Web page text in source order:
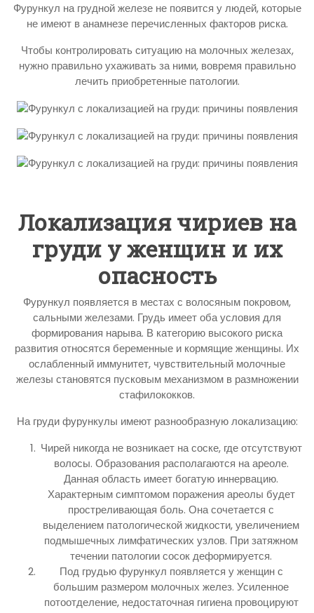
Фурункул на грудной железе не появится у людей, которые
не имеют в анамнезе перечисленных факторов риска.
Чтобы контролировать ситуацию на молочных железах,
нужно правильно ухаживать за ними, вовремя правильно
лечить приобретенные патологии.
Локализация чириев на
груди у женщин и их
опасность
Фурункул появляется в местах с волосяным покровом,
сальными железами. Грудь имеет оба условия для
формирования нарыва. В категорию высокого риска
развития относятся беременные и кормящие женщины. Их
ослабленный иммунитет, чувствительный молочные
железы становятся пусковым механизмом в размножении
стафилококков.
На груди фурункулы имеют разнообразную локализацию:
Чирей никогда не возникает на соске, где отсутствуют
волосы. Образования располагаются на ареоле.
Данная область имеет богатую иннервацию.
Характерным симптомом поражения ареолы будет
простреливающая боль. Она сочетается с
выделением патологической жидкости, увеличением
подмышечных лимфатических узлов. При затяжном
течении патологии сосок деформируется.
Под грудью фурункул появляется у женщин с
большим размером молочных желез. Усиленное
потоотделение, недостаточная гигиена провоцируют